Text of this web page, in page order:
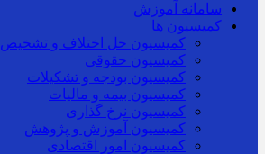
سامانه آموزش
کمیسیون ها
کمیسیون حل اختلاف و تشخیص
کمیسیون حقوقی
کمیسیون بودجه و تشکیلات
کمیسیون بیمه و مالیات
کمیسیون نرخ گذاری
کمیسیون آموزش و پژوهش
کمیسیون امور اقتصادی